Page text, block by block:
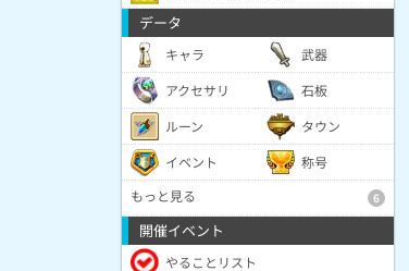
データ
キャラ
武器
アクセサリ
石板
ルーン
タウン
イベント
称号
もっと見る
6
開催イベント
やることリスト